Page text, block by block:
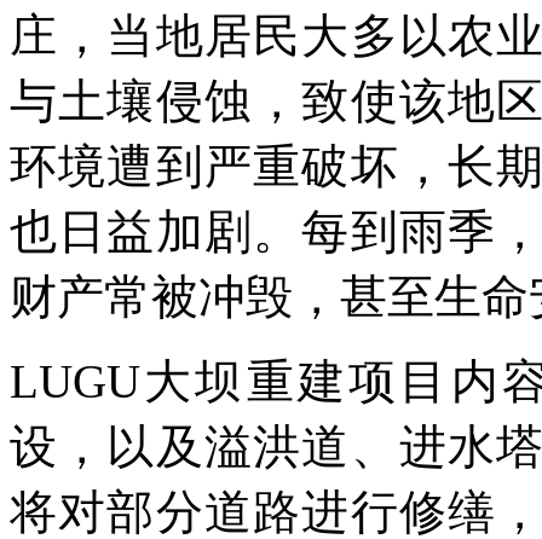
庄，当地居民大多以农
与土壤侵蚀，致使该地
环境遭到严重破坏，长
也日益加剧。每到雨季
财产常被冲毁，甚至生
LUGU大坝重建项目内
设，以及溢洪道、进水
将对部分道路进行修缮